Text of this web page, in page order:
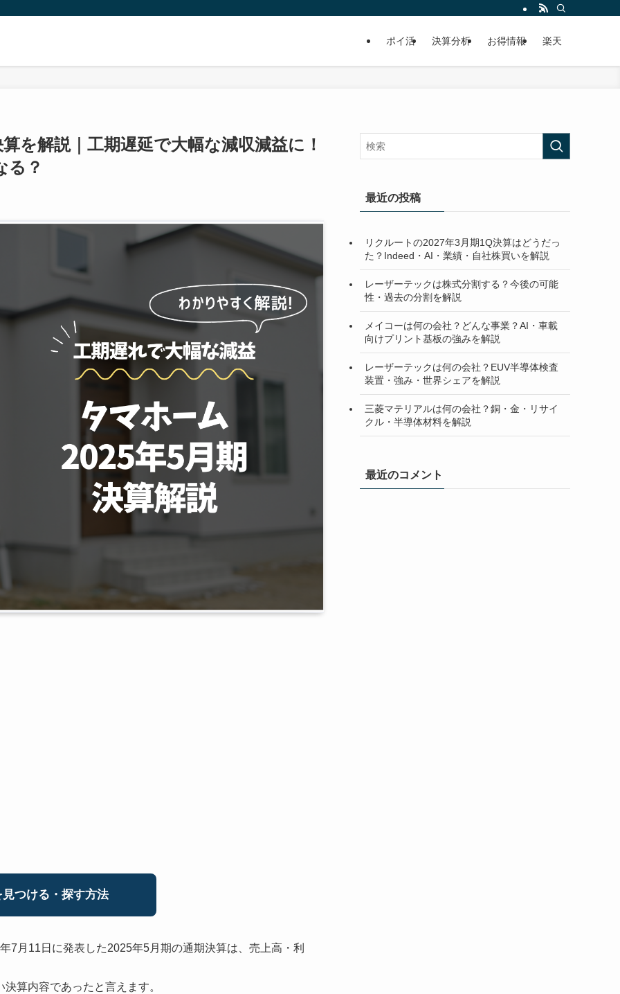
ポイ活 決算分析 お得情報 楽天
を解説｜工期遅延で大幅な減収減益に！
る？
つける・探す方法
7月11日に発表した2025年5月期の通期決算は、売上高・利
算内容であったと言えます。
最近の投稿
リクルートの2027年3月期1Q決算はどうだっ
た？Indeed・AI・業績・自社株買いを解説
レーザーテックは株式分割する？今後の可能
性・過去の分割を解説
メイコーは何の会社？どんな事業？AI・車載
向けプリント基板の強みを解説
レーザーテックは何の会社？EUV半導体検査
装置・強み・世界シェアを解説
三菱マテリアルは何の会社？銅・金・リサイ
クル・半導体材料を解説
最近のコメント